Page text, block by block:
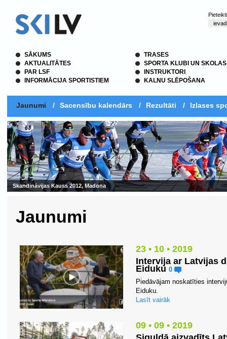
SĀKUMS
AKTUALITĀTES
PAR LSF
INFORMĀCIJA SPORTISTIEM
TRASES
SPORTA KLUBI UN SKOLAS
INSTRUKTORI
KALNU SLĒPOŠANA
Jaunumi / Sacensību kalendārs / Rezultāti / Izlases
Skandināvijas Kauss 2012, Madona
Jaunumi
23 • 10 • 2019
Intervija ar Latvijas
Eiduku 0
Piedāvājam noskatīties
Eiduku.
Lasīt vairāk
09 • 09 • 2019